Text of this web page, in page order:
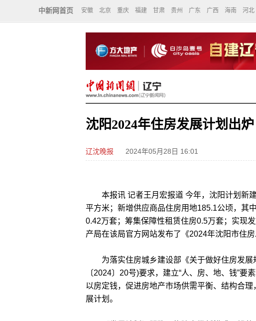
中新网首页 安徽 北京 重庆 福建 甘肃 贵州 广东 广西 海南 河北
沈阳2024年住房发展计划出炉
辽沈晚报 2024年05月28日 16:01
本报讯 记者王月宏报道 今年，沈阳计划新
平方米；新增供应商品住房用地185.1公顷，其
0.42万套；筹集保障性租赁住房0.5万套；实现
产局在该局官方网站发布了《2024年沈阳市住房
为落实住房城乡建设部《关于做好住房发展
〔2024〕20号)要求，建立“人、房、地、钱”要
以房定钱，促进房地产市场供需平衡、结构合
展计划。